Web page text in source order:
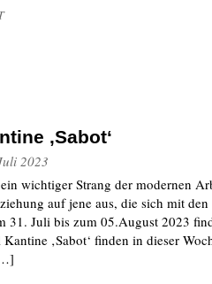
‚Sabot‘
2023
wichtiger Strang der modernen
auf jene aus, die sich mit
31. Juli bis zum 05.August 2023
‚Sabot‘ finden in dieser